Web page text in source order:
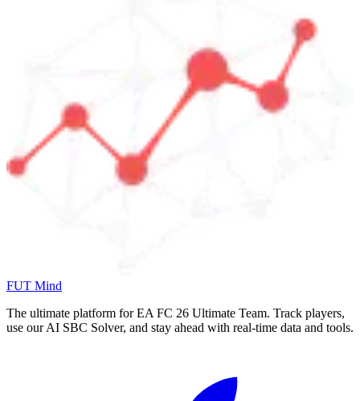
FUT Mind
The ultimate platform for EA FC 26 Ultimate Team. Track players,
use our AI SBC Solver, and stay ahead with real-time data and tools.